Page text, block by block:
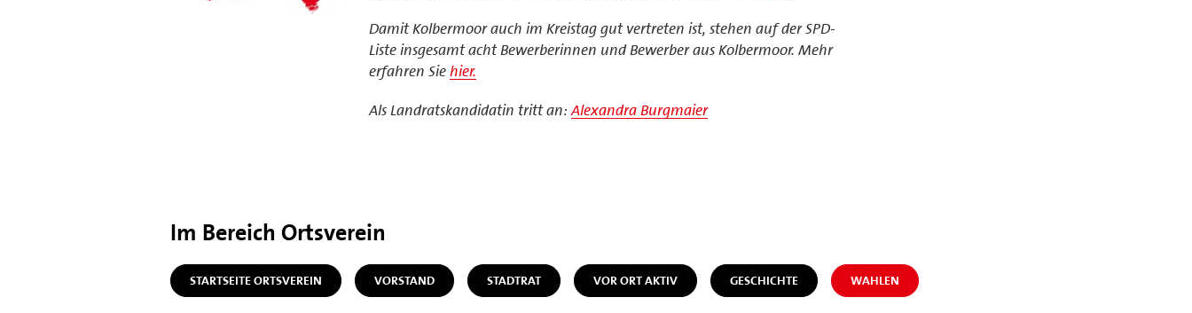
Damit Kolbermoor auch im Kreistag gut vertreten ist, stehen auf der SPD-
Liste insgesamt acht Bewerberinnen und Bewerber aus Kolbermoor. Mehr
erfahren Siehier.
Als Landratskandidatin tritt an:Alexandra Burgmaier
Im Bereich Ortsverein
STARTSEITE ORTSVEREIN VORSTAND STADTRAT VOR ORT AKTIV GESCHICHTE WAHLEN